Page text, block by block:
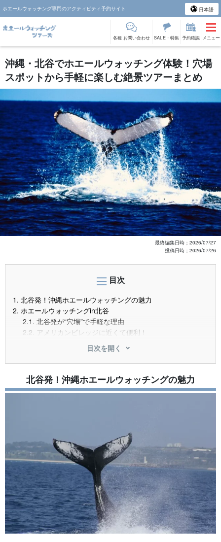
ホエールウォッチング専門のアクティビティ予約サイト 日本語
各種 お問い合わせ SALE・特集 予約確認 メニュー
沖縄・北谷でホエールウォッチング体験！穴場
スポットから手軽に楽しむ絶景ツアーまとめ
最終編集日時； 2026/07/27
投稿日時； 2026/07/26
目次
[hide ]
1. 北谷発！沖縄ホエールウォッチングの魅力
2. ホエールウォッチングin北谷
2.1. 北谷発が“穴場”で手軽な理由
2.2. アメリカンビレッジに近くて便利！
ベストシーズンと遭遇率
シーズンは12月下旬〜4月上旬
3.2.クジラに出会える確率は？
北谷発！ おすすめのホエールウォッチングツアー
4.1.【北谷発/午前】ホエールウォッチングツアー
5.3.返金保証・中止対応・天候による延期
6.北谷発ツアー参加者の口コミまとめ
6.1.口コミ① 【北谷発】冬限定ホエールウォッチング
6.2. 口コミ② 【北谷発/半日】貸切ホエールウォッチング
7.予約〜当日の流れガイド
7.1.予約方法のポイント
7.2.当日のスケジュール
7.3.北谷での宿泊・観光との組み合わせ
8.よくある質問
目次を開く
北谷発！沖縄ホエールウォッチングの魅力